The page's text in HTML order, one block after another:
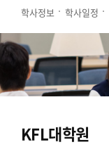
학사정보 학사일정
KFL대학원